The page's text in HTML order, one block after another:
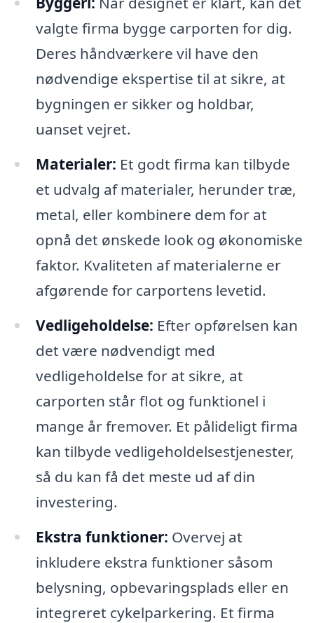
valgte firma bygge carporten for dig.
Deres håndværkere vil have den
nødvendige ekspertise til at sikre, at
bygningen er sikker og holdbar,
uanset vejret.
Materialer: Et godt firma kan tilbyde
et udvalg af materialer, herunder træ,
metal, eller kombinere dem for at
opnå det ønskede look og økonomiske
faktor. Kvaliteten af materialerne er
afgørende for carportens levetid.
Vedligeholdelse: Efter opførelsen kan
det være nødvendigt med
vedligeholdelse for at sikre, at
carporten står flot og funktionel i
mange år fremover. Et pålideligt firma
kan tilbyde vedligeholdelsestjenester,
så du kan få det meste ud af din
investering.
Ekstra funktioner: Overvej at
inkludere ekstra funktioner såsom
belysning, opbevaringsplads eller en
integreret cykelparkering. Et firma